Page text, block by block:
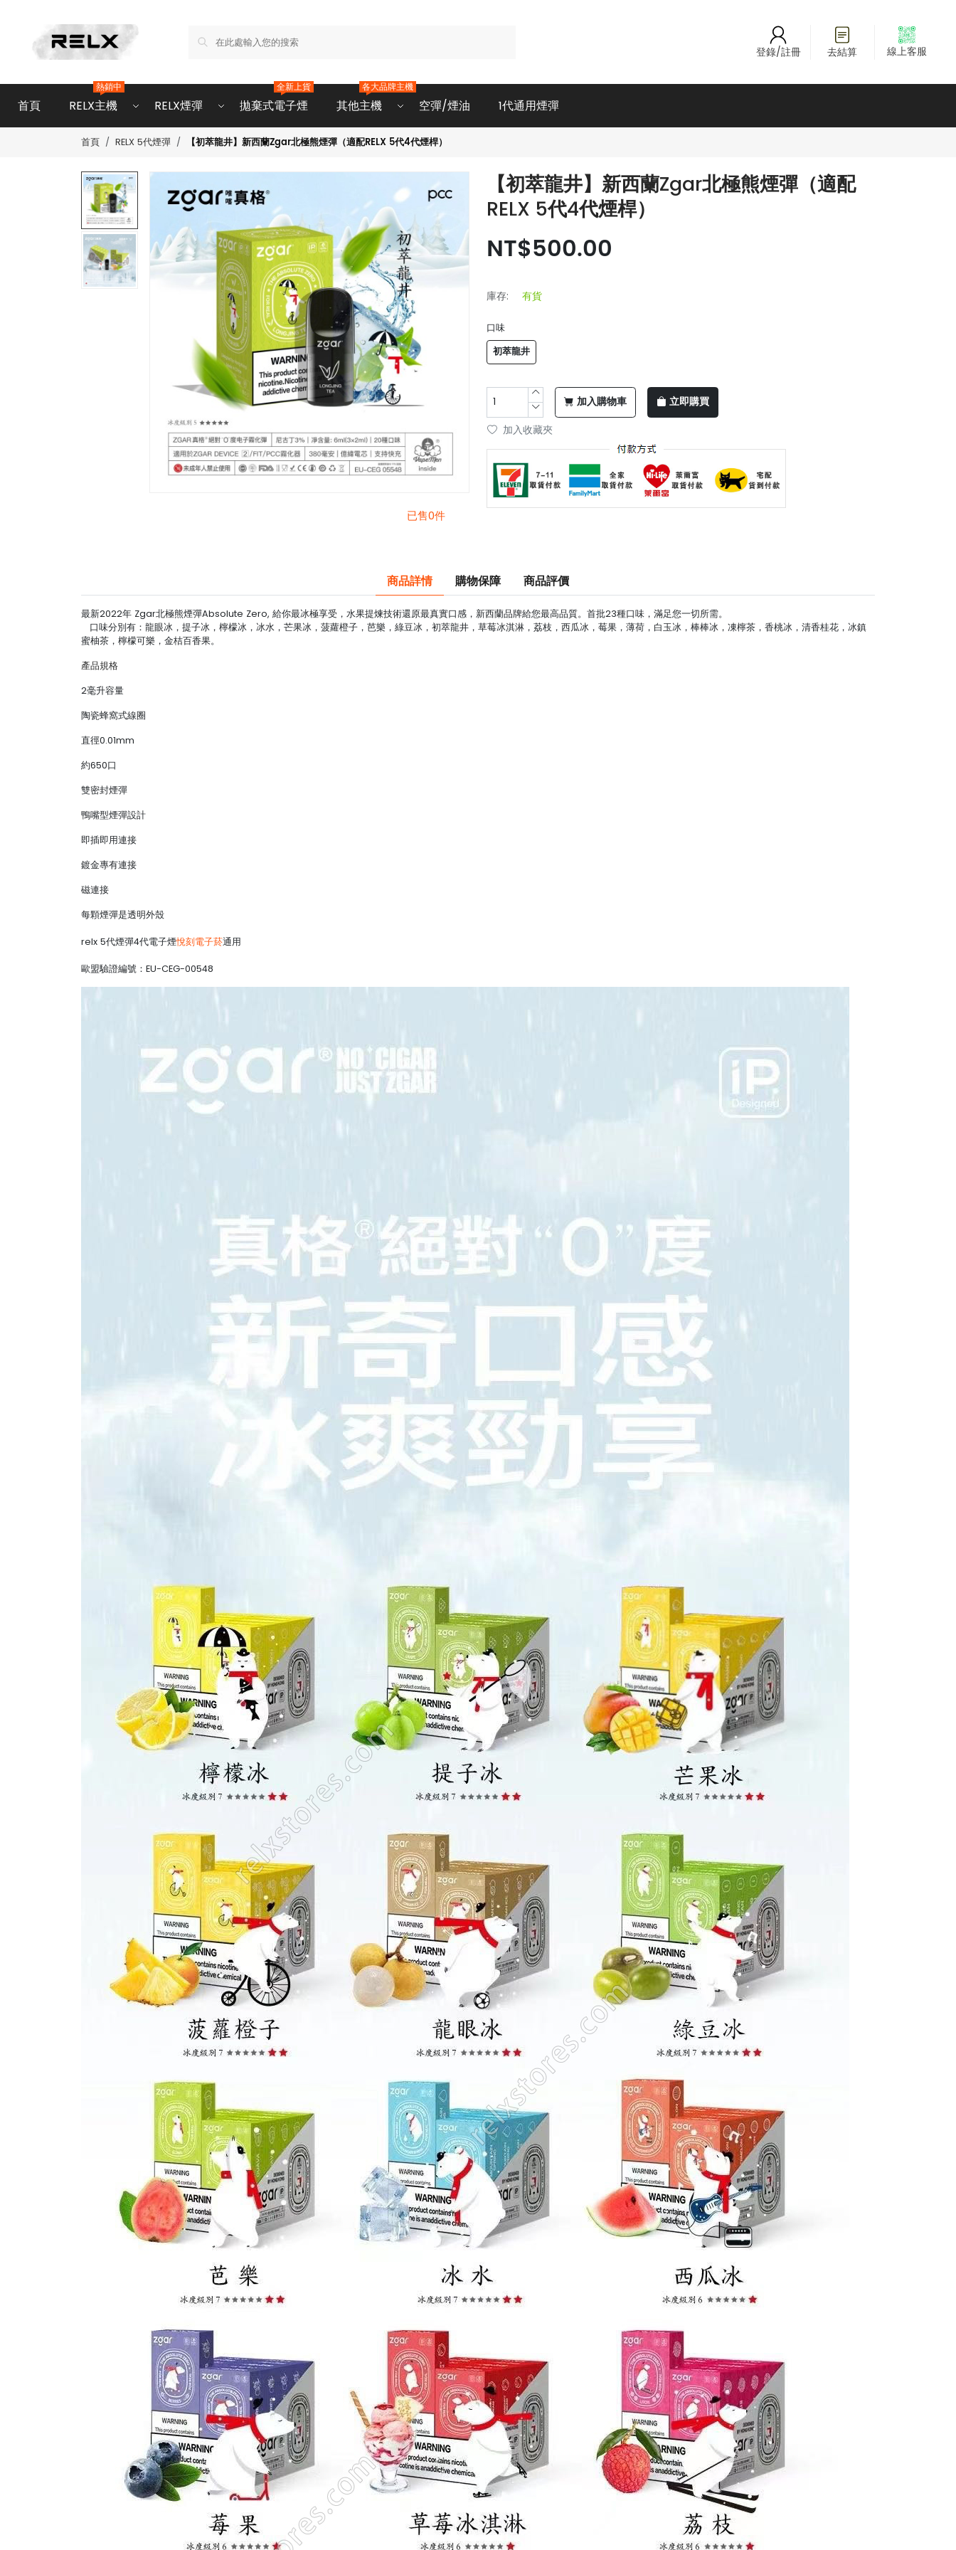
登錄/註冊 去結算 線上客服
首頁 RELX主機
熱銷中
RELX煙彈 拋棄式電子煙
全新上貨
其他主機
各大品牌主機
空彈/煙油 1代通用煙彈
首頁 RELX 5代煙彈 【初萃龍井】新西蘭Zgar北極熊煙彈（適配RELX 5代4代煙桿）
已售0件
【初萃龍井】新西蘭Zgar北極熊煙彈（適配
RELX 5代4代煙桿）
NT$500.00
庫存: 有貨
口味
初萃龍井
加入購物車 立即購買
加入收藏夾
商品詳情 購物保障 商品評價
最新2022年 Zgar北極熊煙彈Absolute Zero, 給你最冰極享受，水果提煉技術還原最真實口感，新西蘭品牌給您最高品質。首批23種口味，滿足您一切所需。
口味分別有：龍眼冰，提子冰，檸檬冰，冰水，芒果冰，菠蘿橙子，芭樂，綠豆冰，初萃龍井，草莓冰淇淋，荔枝，西瓜冰，莓果，薄荷，白玉冰，棒棒冰，凍檸茶，香桃冰，清香桂花，冰鎮
蜜柚茶，檸檬可樂，金桔百香果。
產品規格
2毫升容量
陶瓷蜂窩式線圈
直徑0.01mm
約650口
雙密封煙彈
鴨嘴型煙彈設計
即插即用連接
鍍金專有連接
磁連接
每顆煙彈是透明外殼
relx 5代煙彈4代電子煙悅刻電子菸通用
歐盟驗證編號：EU-CEG-00548